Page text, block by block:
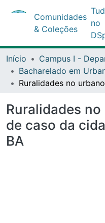
Comunidades
& Coleções
no
Início
Ruralidades
de caso da
BA